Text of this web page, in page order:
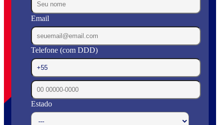
Email
Telefone (com DDD)
Estado